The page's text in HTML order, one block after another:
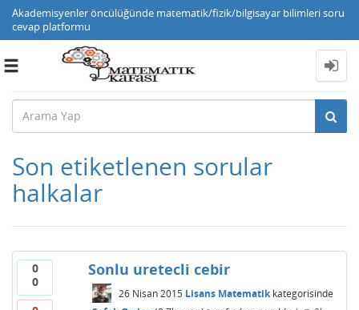
Akademisyenler öncülüğünde matematik/fizik/bilgisayar bilimleri soru
cevap platformu
Toggle
Son etiketlenen sorular
halkalar
0
0
Sonlu uretecli cebir
26 Nisan 2015 Lisans Matematikkategorisinde